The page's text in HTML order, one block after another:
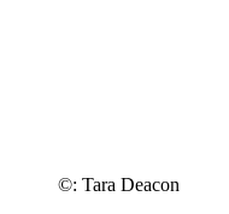
©: Tara Deacon